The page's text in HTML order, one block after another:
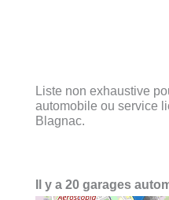
Liste non exhaustive
automobile ou service
Blagnac.
Il y a 20 garages